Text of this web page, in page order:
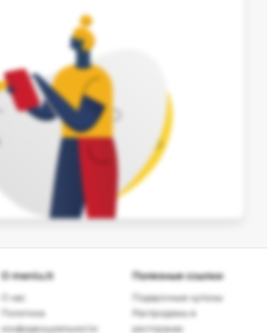
О meniu.lt
О нас
Политика
конфиденциальности
Полезные ссылки
Подарочные купоны
Распродажы в
ресторанах